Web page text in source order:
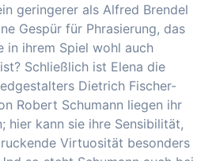
geringerer als Alfred Brendel
Gespür für Phrasierung, das
in ihrem Spiel wohl auch
Schließlich ist Elena die
Dietrich Fischer-
Robert Schumann liegen ihr
hier kann sie ihre Sensibilität,
Virtuosität besonders